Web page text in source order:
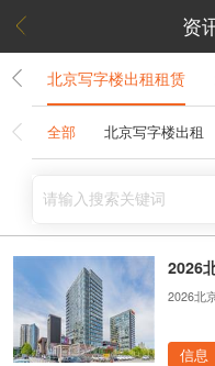
 资
北京写字楼出租租赁
全部 北京写字楼出租
2026
2026北
信息